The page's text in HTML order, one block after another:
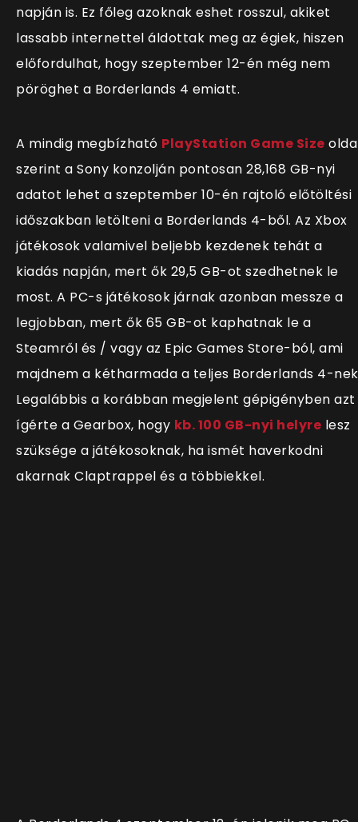
napján is. Ez főleg azoknak eshet rosszul, akiket
lassabb internettel áldottak meg az égiek, hiszen
előfordulhat, hogy szeptember 12-én még nem
pöröghet a Borderlands 4 emiatt.
A mindig megbízható PlayStation Game Size
szerint a Sony konzolján pontosan 28,168 GB-nyi
adatot lehet a szeptember 10-én rajtoló előtöltési
időszakban letölteni a Borderlands 4-ből. Az Xbox
játékosok valamivel beljebb kezdenek tehát a
kiadás napján, mert ők 29,5 GB-ot szedhetnek le
most. A PC-s játékosok járnak azonban messze a
legjobban, mert ők 65 GB-ot kaphatnak le a
Steamről és / vagy az Epic Games Store-ból, ami
majdnem a kétharmada a teljes Borderlands 4-
Legalábbis a korábban megjelent gépigényben azt
ígérte a Gearbox, hogy kb. 100 GB-nyi helyre lesz
szüksége a játékosoknak, ha ismét haverkodni
akarnak Claptrappel és a többiekkel.